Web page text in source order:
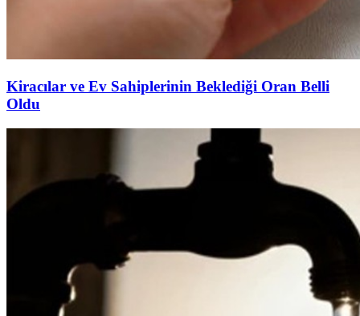
Kiracılar ve Ev Sahiplerinin Beklediği Oran Belli
Oldu